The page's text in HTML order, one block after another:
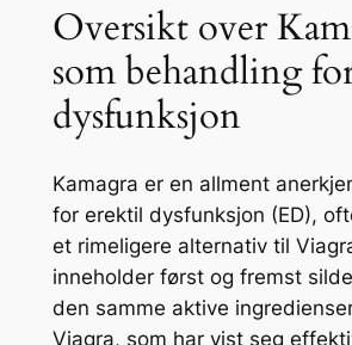
Oversikt over
som behandling
dysfunksjon
Kamagra er en allment
for erektil dysfunksjon (ED),
et rimeligere alternativ til
inneholder først og fremst
den samme aktive
Viagra, som har vist seg